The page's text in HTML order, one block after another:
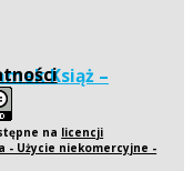
Książ –
na licencji
- Użycie niekomercyjne -